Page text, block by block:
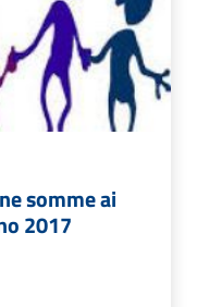
somme ai
2017